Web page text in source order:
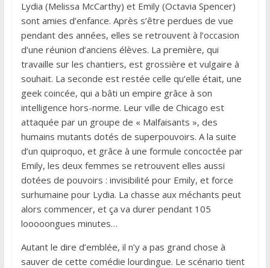
Lydia (Melissa McCarthy) et Emily (Octavia Spencer)
sont amies d’enfance. Après s’être perdues de vue
pendant des années, elles se retrouvent à l’occasion
d’une réunion d’anciens élèves. La première, qui
travaille sur les chantiers, est grossière et vulgaire à
souhait. La seconde est restée celle qu’elle était, une
geek coincée, qui a bâti un empire grâce à son
intelligence hors-norme. Leur ville de Chicago est
attaquée par un groupe de « Malfaisants », des
humains mutants dotés de superpouvoirs. A la suite
d’un quiproquo, et grâce à une formule concoctée par
Emily, les deux femmes se retrouvent elles aussi
dotées de pouvoirs : invisibilité pour Emily, et force
surhumaine pour Lydia. La chasse aux méchants peut
alors commencer, et ça va durer pendant 105
looooongues minutes…
Autant le dire d’emblée, il n’y a pas grand chose à
sauver de cette comédie lourdingue. Le scénario tient